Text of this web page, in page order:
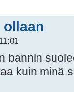
ollaan
bannin
kuin minä